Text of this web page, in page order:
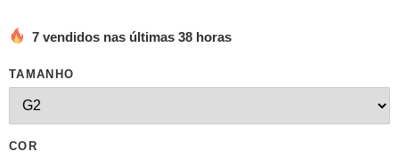
7 vendidos nas últimas 38 horas
TAMANHO
COR